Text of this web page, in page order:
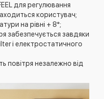
для регулювання
користувач;
на рівні + 8°;
забезпечується завдяки
і електростатичного
повітря незалежно від